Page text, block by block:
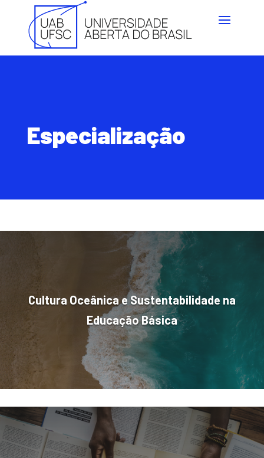
Especialização
Cultura Oceânica e Sustentabilidade na
Educação Básica